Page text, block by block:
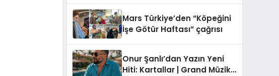
Mars Türkiye’den “Köpeğini
İşe Götür Haftası” çağrısı
Onur Şanlı’dan Yazın Yeni
Hiti: Kartallar | Grand Müzik